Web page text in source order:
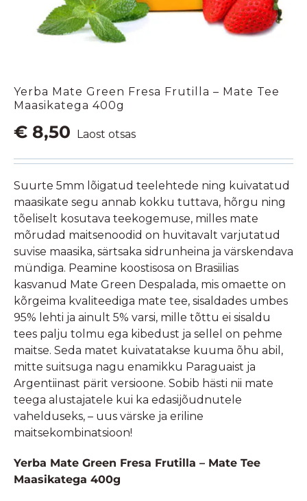
Yerba Mate Green Fresa Frutilla – Mate Tee
Maasikatega 400g
€ 8,50 Laost otsas
Suurte 5mm lõigatud teelehtede ning kuivatatud
maasikate segu annab kokku tuttava, hõrgu ning
tõeliselt kosutava teekogemuse, milles mate
mõrudad maitsenoodid on huvitavalt varjutatud
suvise maasika, särtsaka sidrunheina ja värskendava
mündiga. Peamine koostisosa on Brasiilias
kasvanud Mate Green Despalada, mis omaette on
kõrgeima kvaliteediga mate tee, sisaldades umbes
95% lehti ja ainult 5% varsi, mille tõttu ei sisaldu
tees palju tolmu ega kibedust ja sellel on pehme
maitse. Seda matet kuivatatakse kuuma õhu abil,
mitte suitsuga nagu enamikku Paraguaist ja
Argentiinast pärit versioone. Sobib hästi nii mate
teega alustajatele kui ka edasijõudnutele
vahelduseks, – uus värske ja eriline
maitsekombinatsioon!
Yerba Mate Green Fresa Frutilla – Mate Tee
Maasikatega 400g